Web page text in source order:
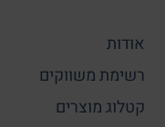
אודות
רשימת משווקים
קטלוג מוצרים